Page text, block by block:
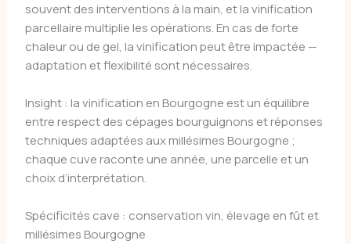
souvent des interventions à la main, et la vinification
parcellaire multiplie les opérations. En cas de forte
chaleur ou de gel, la vinification peut être impactée —
adaptation et flexibilité sont nécessaires.
Insight : la vinification en Bourgogne est un équilibre
entre respect des cépages bourguignons et réponses
techniques adaptées aux millésimes Bourgogne ;
chaque cuve raconte une année, une parcelle et un
choix d’interprétation.
Spécificités cave : conservation vin, élevage en fût et
millésimes Bourgogne